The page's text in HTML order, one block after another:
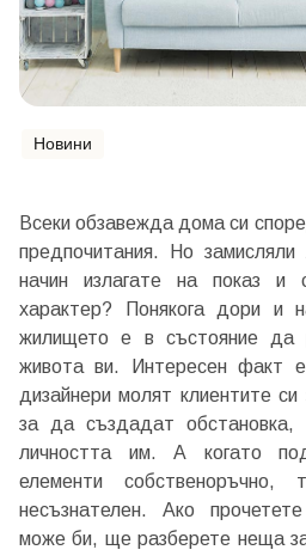
Новини
Всеки обзавежда дома си
предпочитания. Но
начин излагате на показ и
характер? Понякога дори и
жилището е в състояние да
живота ви. Интересен факт
дизайнери молят клиентите
за да създадат обстановка,
личността им. А когато
елементи
несъзнателен. Ако
може би, ще разберете неща